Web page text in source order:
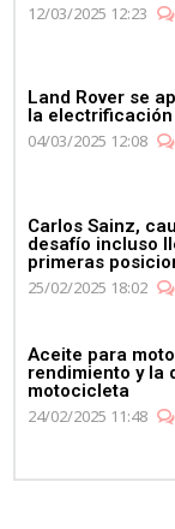
12/03/2025 12:23
Land Rover se
la electrificación
04/03/2025 12:08
Carlos Sainz,
desafío incluso
primeras
25/02/2025 18:02
Aceite para
rendimiento y la
motocicleta
24/02/2025 11:48